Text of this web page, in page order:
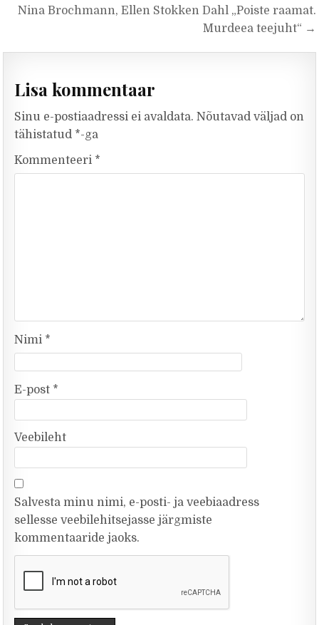
Nina Brochmann, Ellen Stokken Dahl „Poiste raamat.
Murdeea teejuht“ →
Lisa kommentaar
Sinu e-postiaadressi ei avaldata. Nõutavad väljad on
tähistatud *-ga
Kommenteeri *
Nimi *
E-post *
Veebileht
Salvesta minu nimi, e-posti- ja veebiaadress
sellesse veebilehitsejasse järgmiste
kommentaaride jaoks.